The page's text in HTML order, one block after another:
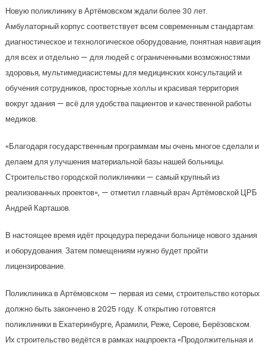
Новую поликлинику в Артёмовском ждали более 30 лет.
Амбулаторный корпус соответствует всем современным стандартам:
диагностическое и технологическое оборудование, понятная навигация
для всех и отдельно — для людей с ограниченными возможностями
здоровья, мультимедиасистемы для медицинских консультаций и
обучения сотрудников, просторные холлы и красивая территория
вокруг здания — всё для удобства пациентов и качественной работы
медиков.
«Благодаря государственным программам мы очень многое сделали и
делаем для улучшения материальной базы нашей больницы.
Строительство городской поликлиники — самый крупный из
реализованных проектов», — отметил главный врач Артёмовской ЦРБ
Андрей Карташов.
В настоящее время идёт процедура передачи больнице нового здания
и оборудования. Затем помещениям нужно будет пройти
лицензирование.
Поликлиника в Артёмовском — первая из семи, строительство которых
должно быть закончено в 2025 году. К открытию готовятся
поликлиники в Екатеринбурге, Арамили, Реже, Серове, Берёзовском.
Их строительство ведётся в рамках нацпроекта «Продолжительная и